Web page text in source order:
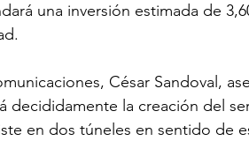
una inversión estimada de
César Sandoval,
decididamente la creación del
en dos túneles en sentido de